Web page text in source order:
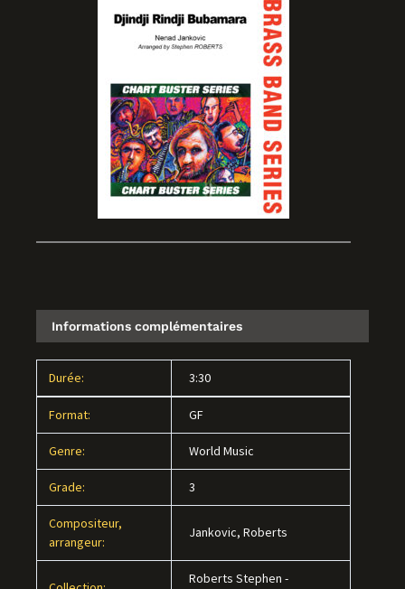
Informations complémentaires
Durée: 3:30
Format: GF
Genre: World Music
Grade: 3
Compositeur,
arrangeur:
Jankovic, Roberts
Roberts Stephen -